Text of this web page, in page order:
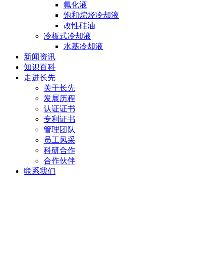
氟化液
饱和烷烃冷却液
改性硅油
冷板式冷却液
水基冷却液
新闻资讯
知识百科
走进长先
关于长先
发展历程
认证证书
专利证书
管理团队
员工风采
科研合作
合作伙伴
联系我们